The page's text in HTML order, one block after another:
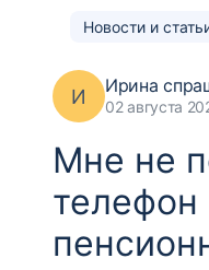
Новости и
И Ирина
02 августа
Мне не
телефон